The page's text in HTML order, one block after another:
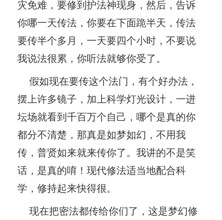
灾免难，要修到护法神现身，然后，告诉
你哪一天传法，你要在下面跪半天，传法
要传半个多月，一天要四个小时，不要说
我说法很累，你听法就够你受了。
假如现在要传这个法门，有个好办法，
摆上许多镜子，加上科学灯光设计，一进
坛场就看到千百万个自己，哪个是真的你
都分不清楚，那真是如梦如幻，不用我
传，普贤如来就来传你了。我讲的不是笑
话，是真的唷！现代修法适当地配合科
学，修持起来快得很。
现在把密法都传给你们了，这是梦幻修